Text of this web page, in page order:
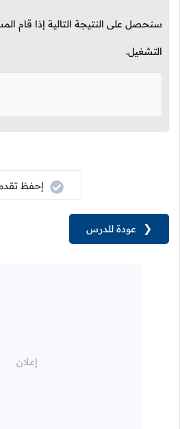
سنحصل على النتيجة التالية إذا قام
التشغيل.
إحفظ
❮ عودة للدرس